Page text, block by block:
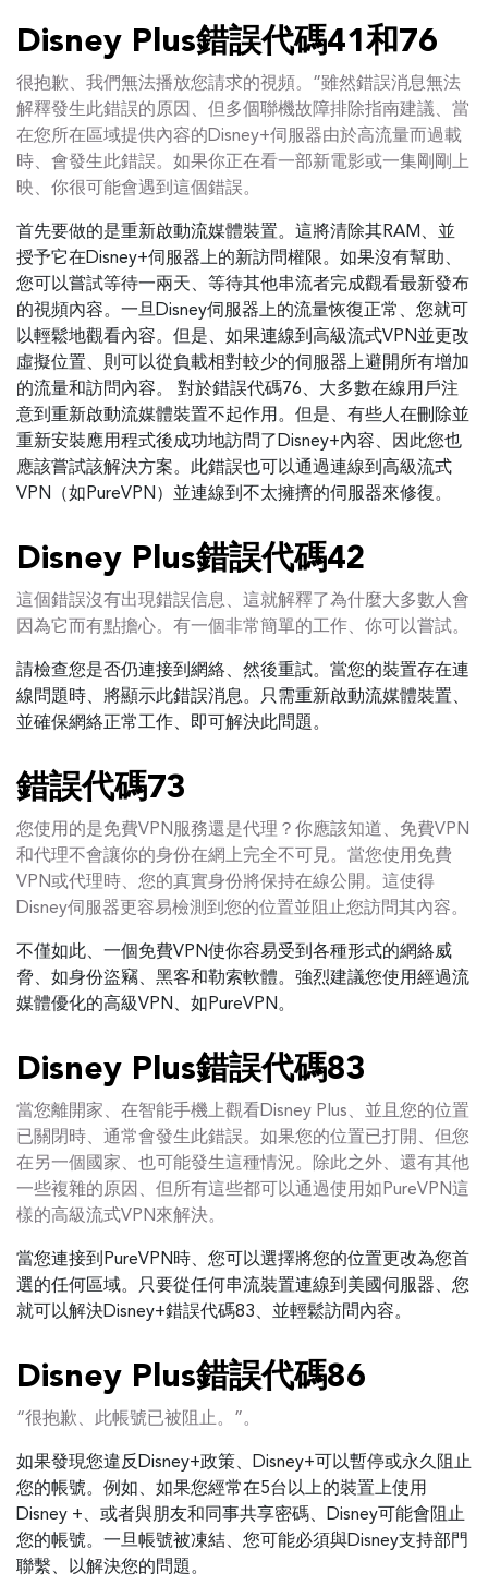
Disney Plus錯誤代碼41和76
很抱歉、我們無法播放您請求的視頻。”雖然錯誤消息無法
解釋發生此錯誤的原因、但多個聯機故障排除指南建議、當
在您所在區域提供內容的Disney+伺服器由於高流量而過載
時、會發生此錯誤。如果你正在看一部新電影或一集剛剛上
映、你很可能會遇到這個錯誤。
首先要做的是重新啟動流媒體裝置。這將清除其RAM、並
授予它在Disney+伺服器上的新訪問權限。如果沒有幫助、
您可以嘗試等待一兩天、等待其他串流者完成觀看最新發布
的視頻內容。一旦Disney伺服器上的流量恢復正常、您就可
以輕鬆地觀看內容。但是、如果連線到高級流式VPN並更改
虛擬位置、則可以從負載相對較少的伺服器上避開所有增加
的流量和訪問內容。 對於錯誤代碼76、大多數在線用戶注
意到重新啟動流媒體裝置不起作用。但是、有些人在刪除並
重新安裝應用程式後成功地訪問了Disney+內容、因此您也
應該嘗試該解決方案。此錯誤也可以通過連線到高級流式
VPN（如PureVPN）並連線到不太擁擠的伺服器來修復。
Disney Plus錯誤代碼42
這個錯誤沒有出現錯誤信息、這就解釋了為什麼大多數人會
因為它而有點擔心。有一個非常簡單的工作、你可以嘗試。
請檢查您是否仍連接到網絡、然後重試。當您的裝置存在連
線問題時、將顯示此錯誤消息。只需重新啟動流媒體裝置、
並確保網絡正常工作、即可解決此問題。
錯誤代碼73
您使用的是免費VPN服務還是代理？你應該知道、免費VPN
和代理不會讓你的身份在網上完全不可見。當您使用免費
VPN或代理時、您的真實身份將保持在線公開。這使得
Disney伺服器更容易檢測到您的位置並阻止您訪問其內容。
不僅如此、一個免費VPN使你容易受到各種形式的網絡威
脅、如身份盜竊、黑客和勒索軟體。強烈建議您使用經過流
媒體優化的高級VPN、如PureVPN。
Disney Plus錯誤代碼83
當您離開家、在智能手機上觀看Disney Plus、並且您的位置
已關閉時、通常會發生此錯誤。如果您的位置已打開、但您
在另一個國家、也可能發生這種情況。除此之外、還有其他
一些複雜的原因、但所有這些都可以通過使用如PureVPN這
樣的高級流式VPN來解決。
當您連接到PureVPN時、您可以選擇將您的位置更改為您首
選的任何區域。只要從任何串流裝置連線到美國伺服器、您
就可以解決Disney+錯誤代碼83、並輕鬆訪問內容。
Disney Plus錯誤代碼86
“很抱歉、此帳號已被阻止。”。
如果發現您違反Disney+政策、Disney+可以暫停或永久阻止
您的帳號。例如、如果您經常在5台以上的裝置上使用
Disney +、或者與朋友和同事共享密碼、Disney可能會阻止
您的帳號。一旦帳號被凍結、您可能必須與Disney支持部門
聯繫、以解決您的問題。